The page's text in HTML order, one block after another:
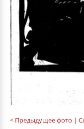
< Предыдущее фото |